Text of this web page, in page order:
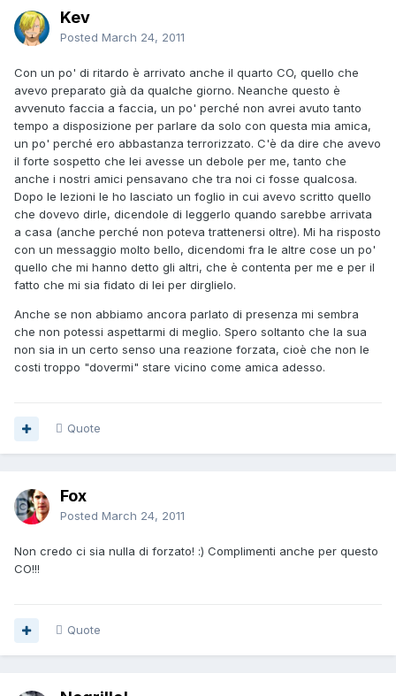
Kev
Posted March 24, 2011
Con un po' di ritardo è arrivato anche il quarto CO, quello che
avevo preparato già da qualche giorno. Neanche questo è
avvenuto faccia a faccia, un po' perché non avrei avuto tanto
tempo a disposizione per parlare da solo con questa mia amica,
un po' perché ero abbastanza terrorizzato. C'è da dire che avevo
il forte sospetto che lei avesse un debole per me, tanto che
anche i nostri amici pensavano che tra noi ci fosse qualcosa.
Dopo le lezioni le ho lasciato un foglio in cui avevo scritto quello
che dovevo dirle, dicendole di leggerlo quando sarebbe arrivata
a casa (anche perché non poteva trattenersi oltre). Mi ha risposto
con un messaggio molto bello, dicendomi fra le altre cose un po'
quello che mi hanno detto gli altri, che è contenta per me e per il
fatto che mi sia fidato di lei per dirglielo.
Anche se non abbiamo ancora parlato di presenza mi sembra
che non potessi aspettarmi di meglio. Spero soltanto che la sua
non sia in un certo senso una reazione forzata, cioè che non le
costi troppo "dovermi" stare vicino come amica adesso.
Quote
Fox
Posted March 24, 2011
Non credo ci sia nulla di forzato! :) Complimenti anche per questo
CO!!!
Quote